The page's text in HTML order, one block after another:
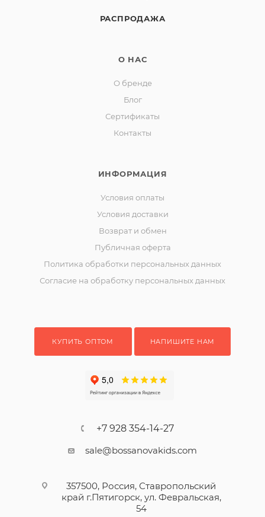
РАСПРОДАЖА
О НАС
О бренде
Блог
Сертификаты
Контакты
ИНФОРМАЦИЯ
Условия оплаты
Условия доставки
Возврат и обмен
Публичная оферта
Политика обработки персональных данных
Согласие на обработку персональных данных
КУПИТЬ ОПТОМ НАПИШИТЕ НАМ
+7 928 354-14-27
sale@bossanovakids.com
357500, Россия, Ставропольский
край г.Пятигорск, ул. Февральская,
54